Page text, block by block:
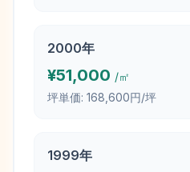
2000年
¥51,000 /㎡
坪単価: 168,600円/坪
1999年